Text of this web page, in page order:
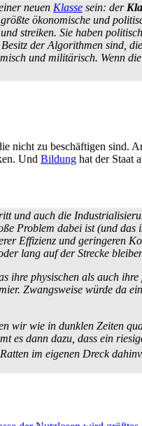
neuen Klasse sein: der
ökonomische und
streiken. Sie haben
der Algorithmen sind,
und militärisch. Wenn
nicht zu beschäftigen sind.
Und Bildung hat der Staat
und auch die
Problem dabei ist (und
Effizienz und geringeren
lang auf der Strecke
ihre physischen als auch
Zwangsweise würde da
wir wie in dunklen Zeiten
es dann dazu, dass ein
im eigenen Dreck